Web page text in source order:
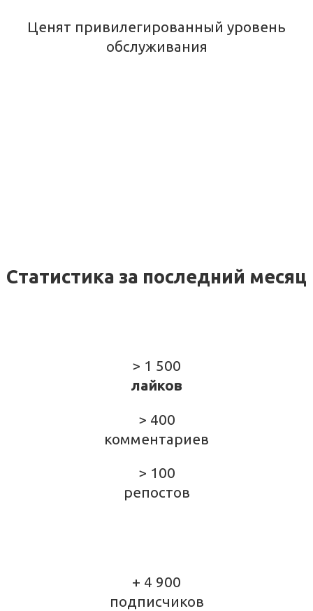
Ценят привилегированный уровень
обслуживания
Статистика за последний месяц
> 1 500
лайков
> 400
комментариев
> 100
репостов
+ 4 900
подписчиков